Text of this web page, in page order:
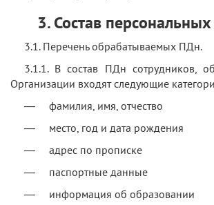
3. Состав
3.1. Перечень обрабатываемых ПДн.
3.1.1. В состав ПДн сотрудников,
Организации входят следующие
— фамилия, имя, отчество
— место, год и дата рождения
— адрес по прописке
— паспортные данные
— информация об образовании